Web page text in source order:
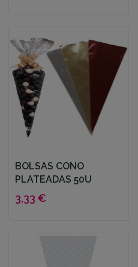
BOLSAS CONO
PLATEADAS 50U
3,33 €